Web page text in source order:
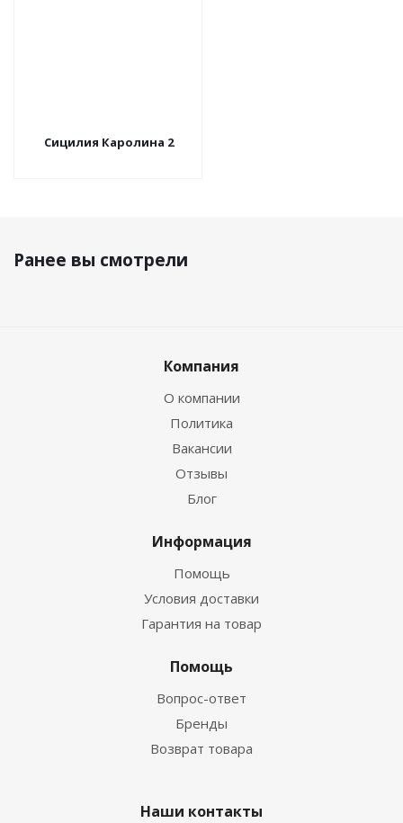
Сицилия Каролина 2
Ранее вы смотрели
Компания
О компании
Политика
Вакансии
Отзывы
Блог
Информация
Помощь
Условия доставки
Гарантия на товар
Помощь
Вопрос-ответ
Бренды
Возврат товара
Наши контакты